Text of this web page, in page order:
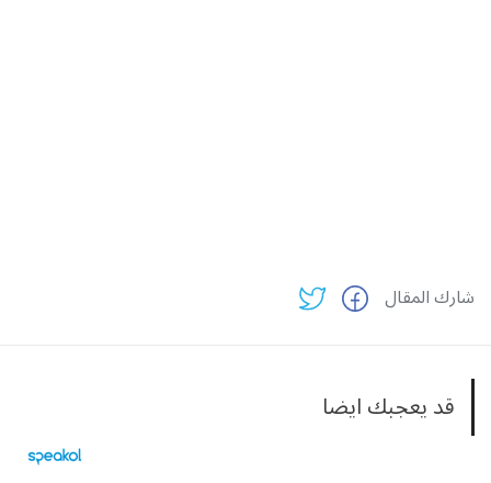
شارك المقال
قد يعجبك ايضا